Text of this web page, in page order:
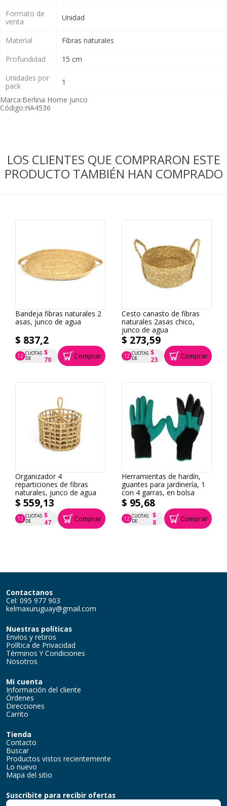
Formato de
venta
Unidad
Material
Fibras naturales
Profundidad
15 cm
Unidades por
pack
1
Marca:Berlina Home junco
Código:HA4536
LOS CLIENTES QUE COMPRARON ESTE
PRODUCTO TAMBIÉN HAN COMPRADO
Bandeja fibras naturales 2
asas, junco de agua
$ 837,2
12 CUOTAS
DE
$
70
P.T.F. $ 837 Comprar
Cesto canasto de fibras
naturales 2asas chico,
junco de agua
$ 273,59
12 CUOTAS
DE
$
23
P.T.F. $ 274 Comprar
Organizador 4
reparticiones de fibras
naturales, junco de agua
$ 559,13
12 CUOTAS
DE
$
47
P.T.F. $ 559 Comprar
Herramientas de hardín,
guantes para jardinería, 1
con 4 garras, en bolsa
$ 95,68
12 CUOTAS
DE
$
8
P.T.F. $ 96 Comprar
Contactanos
Cel: 095 977 903
kelmaxuruguay@gmail.com
Nuestras políticas
Envíos y retiros
Política de Privacidad
Términos Y Condiciones
Nosotros
Mi cuenta
Información del cliente
Órdenes
Direcciones
Carrito
Tienda
Contacto
Buscar
Productos vistos recientemente
Lo nuevo
Mapa del sitio
Suscribite para recibir ofertas